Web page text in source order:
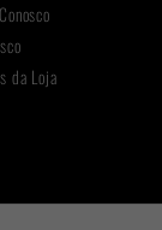
da Loja